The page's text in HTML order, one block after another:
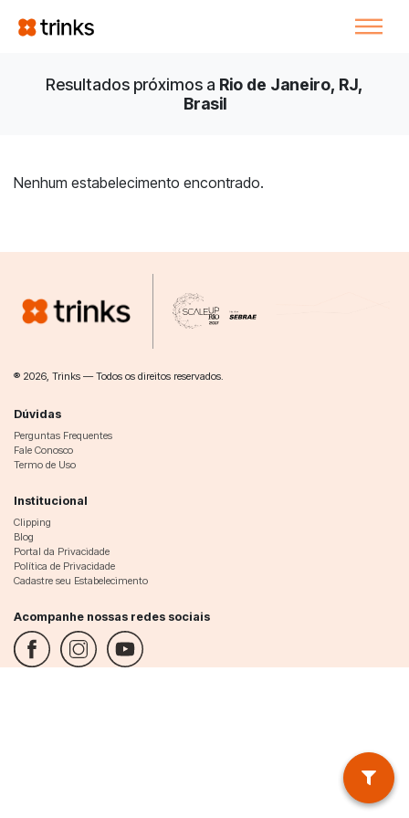
Resultados próximos a Rio de Janeiro, RJ,
Brasil
Nenhum estabelecimento encontrado.
® 2026, Trinks — Todos os direitos reservados.
Dúvidas
Perguntas Frequentes
Fale Conosco
Termo de Uso
Institucional
Clipping
Blog
Portal da Privacidade
Política de Privacidade
Cadastre seu Estabelecimento
Acompanhe nossas redes sociais